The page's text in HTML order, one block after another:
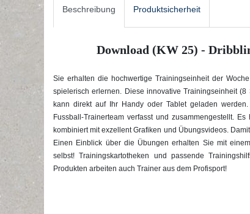
Beschreibung Produktsicherheit
Download (KW 25) -
Sie erhalten die hochwertige Trainingseinheit der
spielerisch erlernen. Diese innovative Trainingseinheit
kann direkt auf Ihr Handy oder Tablet geladen
Fussball-Trainerteam verfasst und zusammengestellt.
kombiniert mit exzellent Grafiken und Übungsvideos.
Einen Einblick über die Übungen erhalten Sie mit
selbst! Trainingskartotheken und passende
Produkten arbeiten auch Trainer aus dem Profisport!